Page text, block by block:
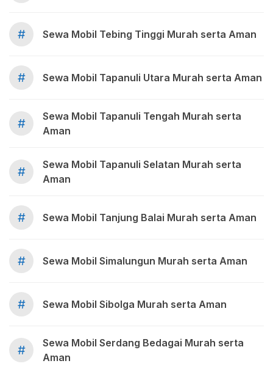
# Sewa Mobil Tebing Tinggi Murah serta Aman
# Sewa Mobil Tapanuli Utara Murah serta Aman
#
Sewa Mobil Tapanuli Tengah Murah serta
Aman
#
Sewa Mobil Tapanuli Selatan Murah serta
Aman
# Sewa Mobil Tanjung Balai Murah serta Aman
# Sewa Mobil Simalungun Murah serta Aman
# Sewa Mobil Sibolga Murah serta Aman
#
Sewa Mobil Serdang Bedagai Murah serta
Aman